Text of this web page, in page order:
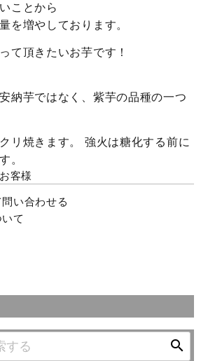
ことから
を増やしております。
て頂きたいお芋です！
納芋ではなく、紫芋の品種の一つ
リ焼きます。 強火は糖化する前に
。
客様
い合わせる
て
search